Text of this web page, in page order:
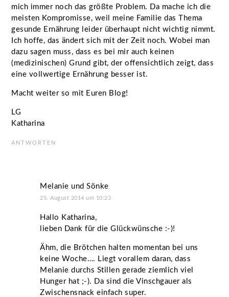
mich immer noch das größte Problem. Da mache ich die
meisten Kompromisse, weil meine Familie das Thema
gesunde Ernährung leider überhaupt nicht wichtig nimmt.
Ich hoffe, das ändert sich mit der Zeit noch. Wobei man
dazu sagen muss, dass es bei mir auch keinen
(medizinischen) Grund gibt, der offensichtlich zeigt, dass
eine vollwertige Ernährung besser ist.
Macht weiter so mit Euren Blog!
LG
Katharina
ANTWORTEN
Melanie und Sönke
25. August 2014 um 10:23
Hallo Katharina,
lieben Dank für die Glückwünsche :-)!
Ähm, die Brötchen halten momentan bei uns
keine Woche…. Liegt vorallem daran, dass
Melanie durchs Stillen gerade ziemlich viel
Hunger hat ;-). Da sind die Vinschgauer als
Zwischensnack einfach super.